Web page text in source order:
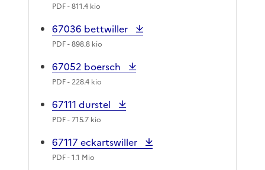
PDF- 811.4 kio
67036 bettwiller
PDF- 898.8 kio
67052 boersch
PDF- 228.4 kio
67111 durstel
PDF- 715.7 kio
67117 eckartswiller
PDF- 1.1 Mio